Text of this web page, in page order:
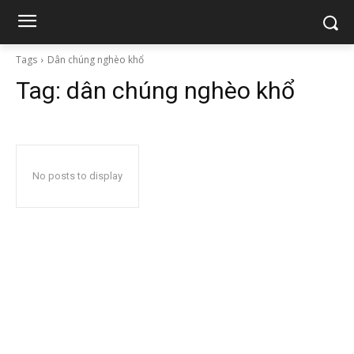
Tags Dân chúng nghèo khổ
Tag: dân chúng nghèo khổ
No posts to display